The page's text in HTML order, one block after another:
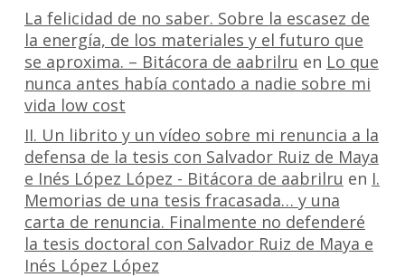
La felicidad de no saber. Sobre la escasez de
la energía, de los materiales y el futuro que
se aproxima. – Bitácora de aabrilru en Lo que
nunca antes había contado a nadie sobre mi
vida low cost
II. Un librito y un vídeo sobre mi renuncia a la
defensa de la tesis con Salvador Ruiz de Maya
e Inés López López - Bitácora de aabrilru en I.
Memorias de una tesis fracasada… y una
carta de renuncia. Finalmente no defenderé
la tesis doctoral con Salvador Ruiz de Maya e
Inés López López